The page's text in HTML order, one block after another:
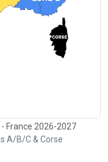
France 2026-2027
A/B/C & Corse